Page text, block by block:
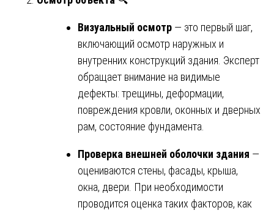
Визуальный осмотр — это первый шаг,
включающий осмотр наружных и
внутренних конструкций здания. Эксперт
обращает внимание на видимые
дефекты: трещины, деформации,
повреждения кровли, оконных и дверных
рам, состояние фундамента.
Проверка внешней оболочки здания —
оцениваются стены, фасады, крыша,
окна, двери. При необходимости
проводится оценка таких факторов, как